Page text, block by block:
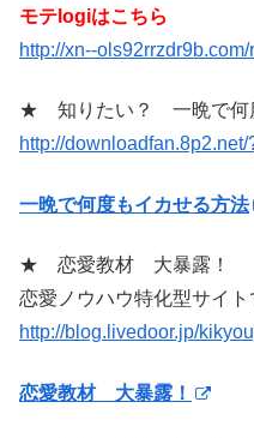
モテlogiはこちら
http://xn--
★ 知りたい？ 一晩で何
http://
一晩で何度もイカせる方法
★ 恋愛教材 大暴露！
恋愛ノウハウ特化型サイト
http://blog.livedoor.jp/
恋愛教材 大暴露！